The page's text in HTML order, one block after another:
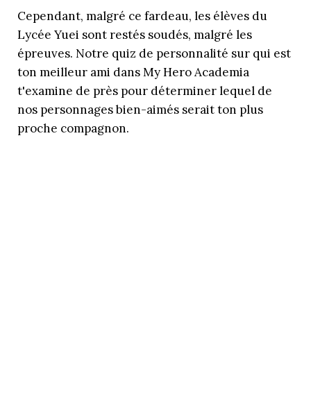
Cependant, malgré ce fardeau, les élèves du
Lycée Yuei sont restés soudés, malgré les
épreuves. Notre quiz de personnalité sur qui est
ton meilleur ami dans My Hero Academia
t'examine de près pour déterminer lequel de
nos personnages bien-aimés serait ton plus
proche compagnon.